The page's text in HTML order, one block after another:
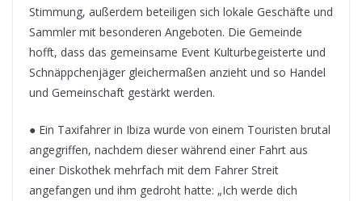
Stimmung, außerdem beteiligen sich lokale Geschäfte und
Sammler mit besonderen Angeboten. Die Gemeinde
hofft, dass das gemeinsame Event Kulturbegeisterte und
Schnäppchenjäger gleichermaßen anzieht und so Handel
und Gemeinschaft gestärkt werden.
● Ein Taxifahrer in Ibiza wurde von einem Touristen brutal
angegriffen, nachdem dieser während einer Fahrt aus
einer Diskothek mehrfach mit dem Fahrer Streit
angefangen und ihm gedroht hatte: „Ich werde dich